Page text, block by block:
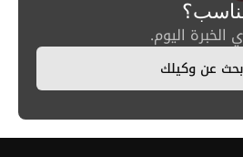
الخبرة اليوم.
عن وكيلك